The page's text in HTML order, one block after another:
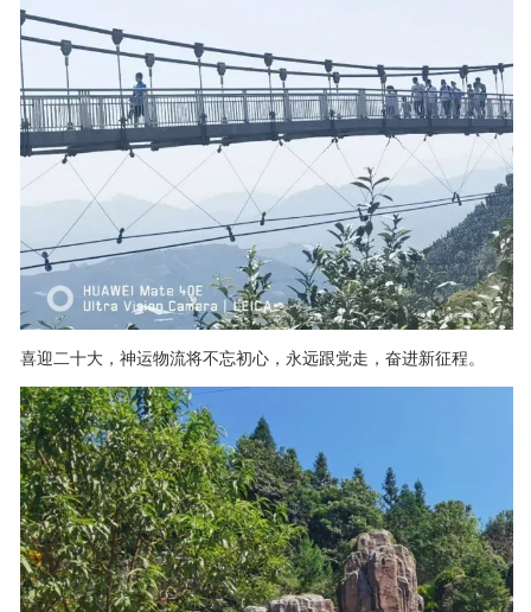
喜迎二十大，神运物流将不忘初心，永远跟党走，奋进新征程。